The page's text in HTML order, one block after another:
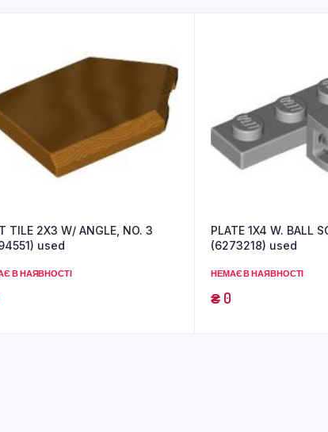
TILE 2X3 W/ ANGLE, NO. 3
used
В НАЯВНОСТІ
PLATE 1X4 W. BALL
(6273218) used
НЕМАЄ В НАЯВНОСТІ
₴0